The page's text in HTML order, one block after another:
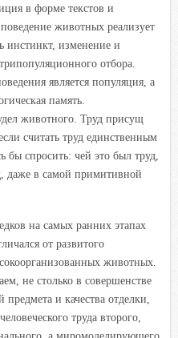
в форме текстов и
животных реализует
инстинкт, изменение и
отбора.
является популяция, а
память.
животного. Труд присущ
считать труд единственным
бы спросить: чей это был труд,
даже в самой примитивной
на самых ранних этапах
от развитого
животных.
не столько в совершенстве
и качества отделки,
труда второго,